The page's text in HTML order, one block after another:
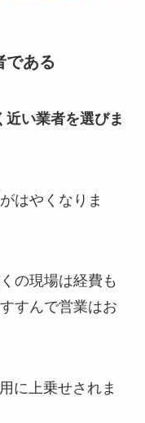
である
い業者を選びま
はやくなりま
の現場は経費も
すんで営業はお
に上乗せされま